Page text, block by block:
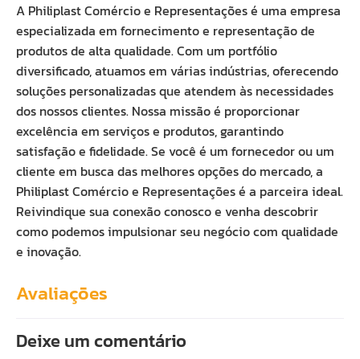
A Philiplast Comércio e Representações é uma empresa
especializada em fornecimento e representação de
produtos de alta qualidade. Com um portfólio
diversificado, atuamos em várias indústrias, oferecendo
soluções personalizadas que atendem às necessidades
dos nossos clientes. Nossa missão é proporcionar
excelência em serviços e produtos, garantindo
satisfação e fidelidade. Se você é um fornecedor ou um
cliente em busca das melhores opções do mercado, a
Philiplast Comércio e Representações é a parceira ideal.
Reivindique sua conexão conosco e venha descobrir
como podemos impulsionar seu negócio com qualidade
e inovação.
Avaliações
Deixe um comentário